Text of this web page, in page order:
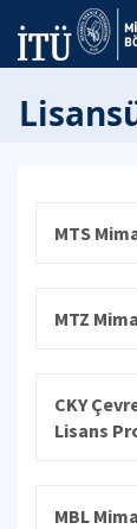
MTS
MTZ
CKY
Lisans
MBL